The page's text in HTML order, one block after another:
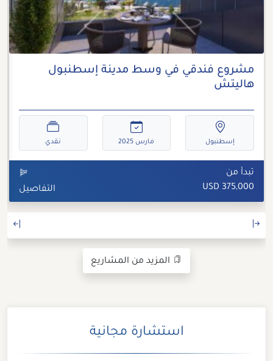
مشروع فندقي في وسط مدينة إسطنبول
هاليتش
إسطنبول مارس 2025 نقدي
تبدأ من
375,000 USD
التفاصيل
المزيد من المشاريع
استشارة مجانية